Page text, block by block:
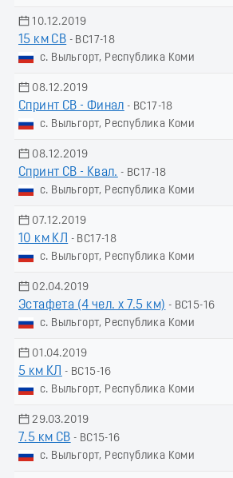
10.12.2019
15 км СВ - ВС17-18
с. Выльгорт, Республика Коми
08.12.2019
Спринт СВ - Финал - ВС17-18
с. Выльгорт, Республика Коми
08.12.2019
Спринт СВ - Квал. - ВС17-18
с. Выльгорт, Республика Коми
07.12.2019
10 км КЛ
- ВС17-18
с. Выльгорт, Республика Коми
02.04.2019
Эстафета (4 чел. х 7.5 км) - ВС15-16
с. Выльгорт, Республика Коми
01.04.2019
5 км КЛ
- ВС15-16
с. Выльгорт, Республика Коми
29.03.2019
7.5 км СВ - ВС15-16
с. Выльгорт, Республика Коми